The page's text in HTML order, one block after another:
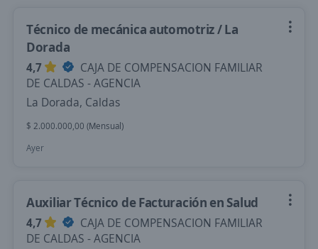
Técnico de mecánica automotriz / La
Dorada
4,7
CAJA DE COMPENSACION FAMILIAR
DE CALDAS - AGENCIA
La Dorada, Caldas
$ 2.000.000,00 (Mensual)
Ayer
Auxiliar Técnico de Facturación en Salud
4,7
CAJA DE COMPENSACION FAMILIAR
DE CALDAS - AGENCIA